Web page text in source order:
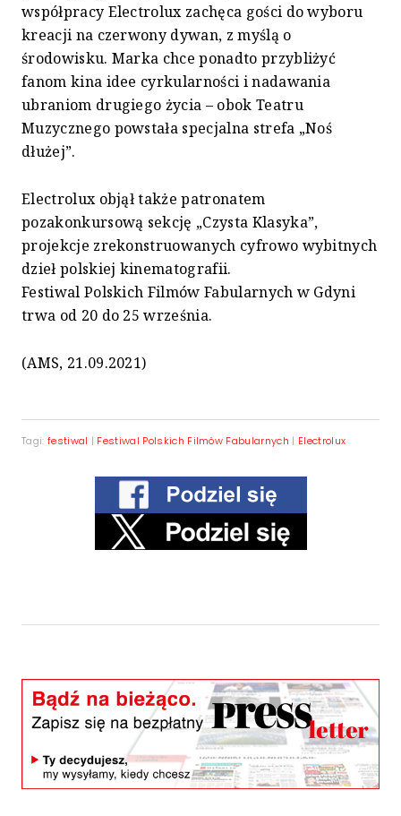
współpracy Electrolux zachęca gości do wyboru
kreacji na czerwony dywan, z myślą o
środowisku. Marka chce ponadto przybliżyć
fanom kina idee cyrkularności i nadawania
ubraniom drugiego życia – obok Teatru
Muzycznego powstała specjalna strefa „Noś
dłużej”.
Electrolux objął także patronatem
pozakonkursową sekcję „Czysta Klasyka”,
projekcje zrekonstruowanych cyfrowo wybitnych
dzieł polskiej kinematografii.
Festiwal Polskich Filmów Fabularnych w Gdyni
trwa od 20 do 25 września.
(AMS, 21.09.2021)
Tagi: festiwal | Festiwal Polskich Filmów Fabularnych | Electrolux